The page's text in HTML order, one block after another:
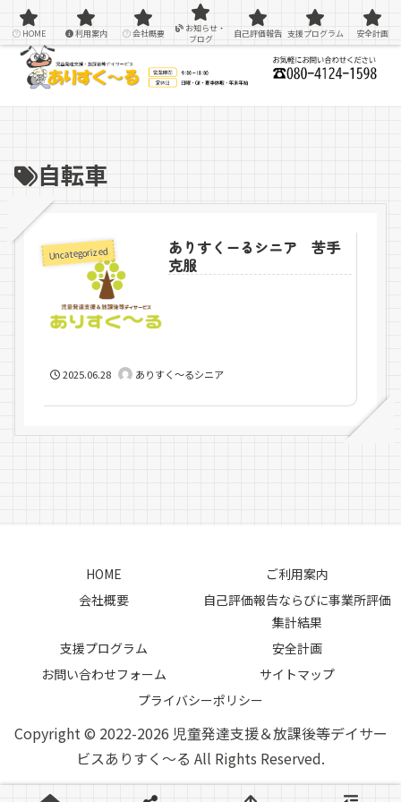
感覚統合療法を用いた療育＆支援
自転車
Uncategorized
ありすくーるシニア 苦手
克服
2025.06.28 ありすく～るシニア
HOME
ご利用案内
会社概要
自己評価報告ならびに事業所評価
集計結果
支援プログラム
安全計画
お問い合わせフォーム
サイトマップ
プライバシーポリシー
Copyright © 2022-2026 児童発達支援＆放課後等デイサー
ビスありすく～る All Rights Reserved.
HOME 利用案内 会社概要
お知らせ・
ブログ
自己評価報告 支援プログラム 安全計画